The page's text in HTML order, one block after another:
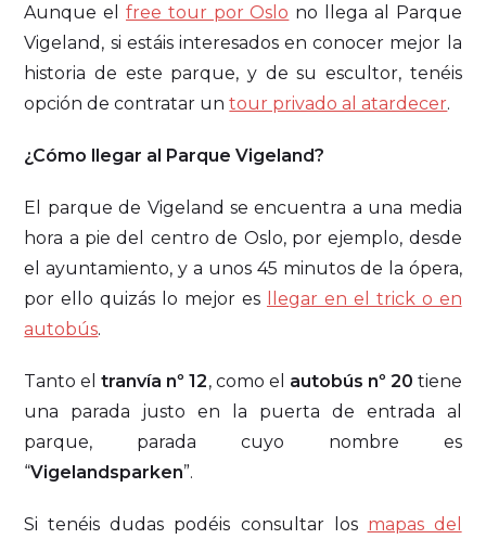
Aunque elfree tour por Oslo no llega al Parque
Vigeland, si estáis interesados en conocer mejor la
historia de este parque, y de su escultor, tenéis
opción de contratar untour privado al atardecer.
¿Cómo llegar al Parque Vigeland?
El parque de Vigeland se encuentra a una media
hora a pie del centro de Oslo, por ejemplo, desde
el ayuntamiento, y a unos 45 minutos de la ópera,
por ello quizás lo mejor es
llegar en el trick o en
autobús.
Tanto eltranvía nº 12, como el autobús nº 20 tiene
una parada justo en la puerta de entrada al
parque, parada cuyo nombre es
“Vigelandsparken”.
Si tenéis dudas podéis consultar los mapas del